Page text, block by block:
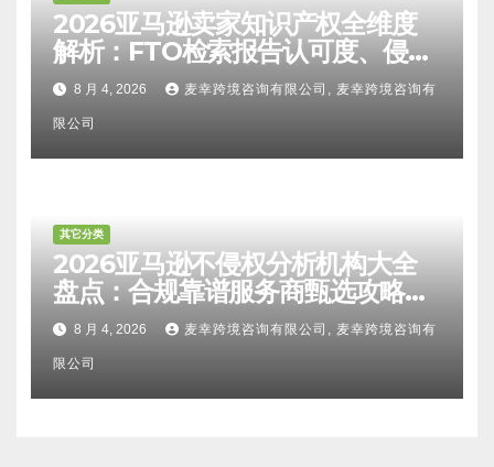
2026亚马逊卖家知识产权全维度
解析：FTO检索报告认可度、侵权
比对区别、TRO应诉方法及服务商
甄选避坑全攻略
8 月 4, 2026 麦幸跨境咨询有限公司, 麦幸跨境咨询有
限公司
其它分类
2026亚马逊不侵权分析机构大全
盘点：合规靠谱服务商甄选攻略、
避坑FAQ及标杆机构实力详解
8 月 4, 2026 麦幸跨境咨询有限公司, 麦幸跨境咨询有
限公司